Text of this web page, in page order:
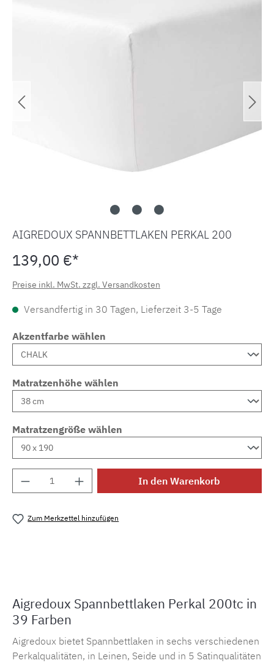
AIGREDOUX SPANNBETTLAKEN PERKAL 200
139,00 €*
Preise inkl. MwSt. zzgl. Versandkosten
Versandfertig in 30 Tagen, Lieferzeit 3-5 Tage
Akzentfarbe wählen
Matratzenhöhe wählen
Matratzengröße wählen
Produkt Anzahl: Gib den gewünschten
In den Warenkorb
Zum Merkzettel hinzufügen
Aigredoux Spannbettlaken Perkal 200tc in
39 Farben
Aigredoux bietet Spannbettlaken in sechs verschiedenen
Perkalqualitäten, in Leinen, Seide und in 5 Satinqualitäten